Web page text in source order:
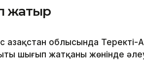
жатыр
Қазақстан облысында
шығып жатқаны жөнінде